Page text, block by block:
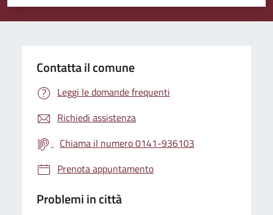
Valuta 5 stelle su 5
Valuta 4 stelle su 5
Valuta 3 stelle su 5
Valuta 2 stelle su 5
Valuta 1 stelle su 5
Contatta il comune
Leggi le domande frequenti
Richiedi assistenza
Chiama il numero 0141-936103
Prenota appuntamento
Problemi in città